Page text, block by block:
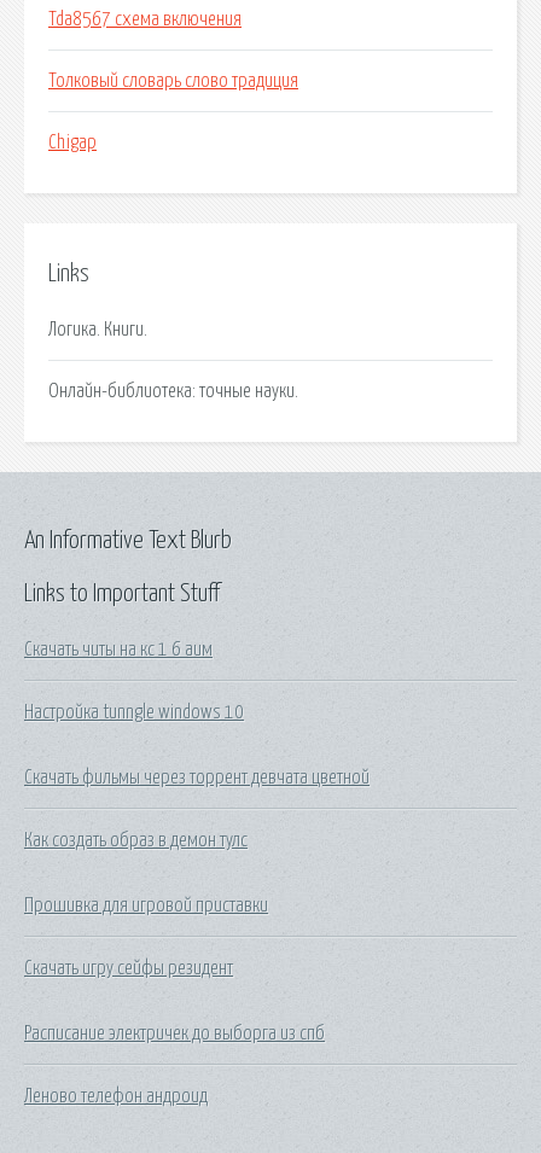
Tda8567 схема включения
Толковый словарь слово традиция
Chigap
Links
Логика. Книги.
Онлайн-библиотека: точные науки.
Links to Important Stuff
Скачать читы на кс 1 6 аим
Настройка tunngle windows 10
Скачать фильмы через торрент девчата цветной
Как создать образ в демон тулс
Прошивка для игровой приставки
Скачать игру сейфы резидент
Расписание электричек до выборга из спб
Леново телефон андроид
An Informative Text Blurb